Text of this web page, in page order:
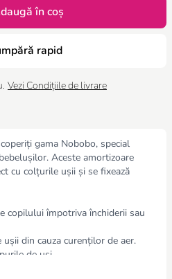
în coș
rapid
Vezi Condițiile de livrare
gama Nobobo, special
Aceste amortizoare
cu colțurile ușii și se fixează
copilului împotriva închiderii sau
din cauza curenților de aer.
de uși.